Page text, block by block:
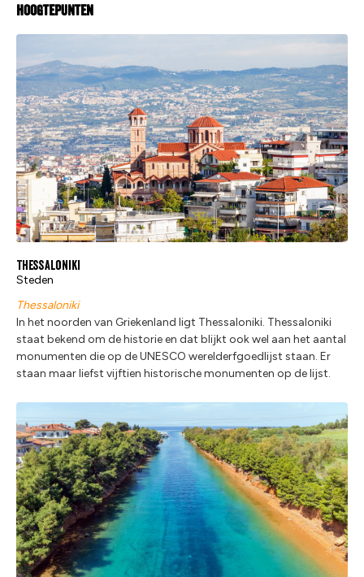
Hoogtepunten
Thessaloniki
Steden
Thessaloniki
In het noorden van Griekenland ligt Thessaloniki. Thessaloniki
staat bekend om de historie en dat blijkt ook wel aan het aantal
monumenten die op de UNESCO werelderfgoedlijst staan. Er
staan maar liefst vijftien historische monumenten op de lijst.